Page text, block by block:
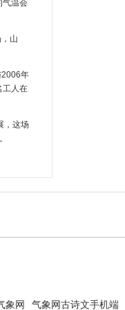
气温会
山
2006年
工人在
，这场
象网 气象网古诗文手机端